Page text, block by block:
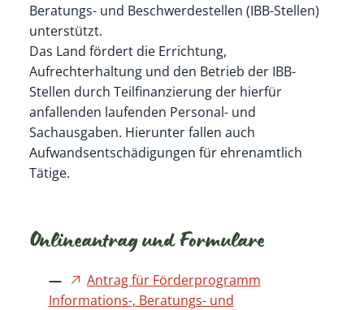
Beratungs- und Beschwerdestellen (IBB-Stellen)
unterstützt.
Das Land fördert die Errichtung,
Aufrechterhaltung und den Betrieb der IBB-
Stellen durch Teilfinanzierung der hierfür
anfallenden laufenden Personal- und
Sachausgaben. Hierunter fallen auch
Aufwandsentschädigungen für ehrenamtlich
Tätige.
Onlineantrag und Formulare
Antrag für Förderprogramm
Informations-, Beratungs- und